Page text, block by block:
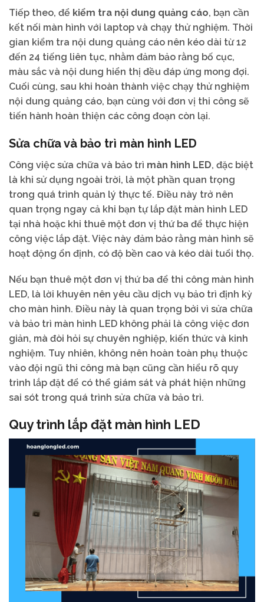
Tiếp theo, để kiểm tra nội dung quảng cáo, bạn cần
kết nối màn hình với laptop và chạy thử nghiệm. Thời
gian kiểm tra nội dung quảng cáo nên kéo dài từ 12
đến 24 tiếng liên tục, nhằm đảm bảo rằng bố cục,
màu sắc và nội dung hiển thị đều đáp ứng mong đợi.
Cuối cùng, sau khi hoàn thành việc chạy thử nghiệm
nội dung quảng cáo, bạn cùng với đơn vị thi công sẽ
tiến hành hoàn thiện các công đoạn còn lại.
Sửa chữa và bảo trì màn hình LED
Công việc sửa chữa và bảo trì màn hình LED, đặc biệt
là khi sử dụng ngoài trời, là một phần quan trọng
trong quá trình quản lý thực tế. Điều này trở nên
quan trọng ngay cả khi bạn tự lắp đặt màn hình LED
tại nhà hoặc khi thuê một đơn vị thứ ba để thực hiện
công việc lắp đặt. Việc này đảm bảo rằng màn hình sẽ
hoạt động ổn định, có độ bền cao và kéo dài tuổi thọ.
Nếu bạn thuê một đơn vị thứ ba để thi công màn hình
LED, là lời khuyên nên yêu cầu dịch vụ bảo trì định kỳ
cho màn hình. Điều này là quan trọng bởi vì sửa chữa
và bảo trì màn hình LED không phải là công việc đơn
giản, mà đòi hỏi sự chuyên nghiệp, kiến thức và kinh
nghiệm. Tuy nhiên, không nên hoàn toàn phụ thuộc
vào đội ngũ thi công mà bạn cũng cần hiểu rõ quy
trình lắp đặt để có thể giám sát và phát hiện những
sai sót trong quá trình sửa chữa và bảo trì.
Quy trình lắp đặt màn hình LED